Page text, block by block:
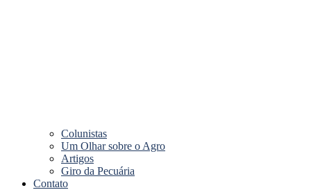
Colunistas
Um Olhar sobre o Agro
Artigos
Giro da Pecuária
Contato